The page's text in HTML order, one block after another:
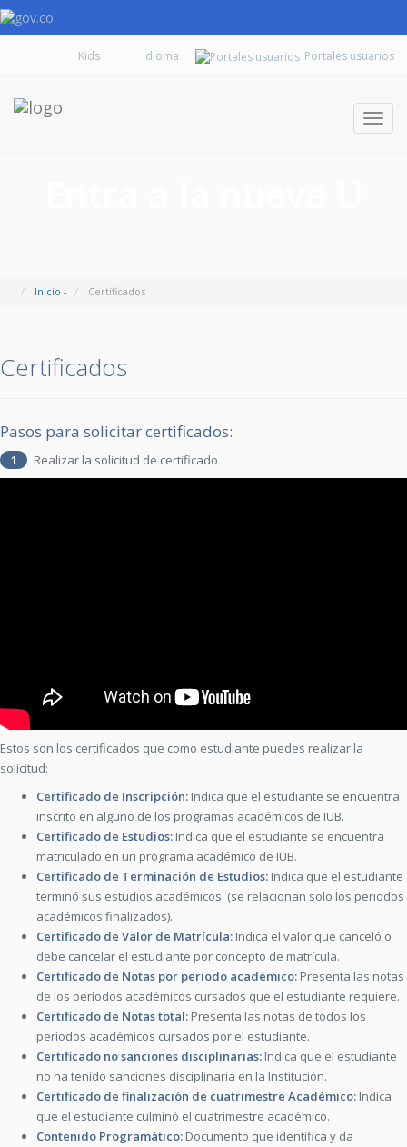
Kids Portales usuarios
Inicio - Certificados
Certificados
Pasos para solicitar certificados:
1 Realizar la solicitud de certificado
Estos son los certificados que como estudiante puedes realizar la
solicitud:
Certificado de Inscripción: Indica que el estudiante se encuentra
inscrito en alguno de los programas académicos de IUB.
Certificado de Estudios: Indica que el estudiante se encuentra
matriculado en un programa académico de IUB.
Certificado de Terminación de Estudios: Indica que el estudiante
terminó sus estudios académicos. (se relacionan solo los periodos
académicos finalizados).
Certificado de Valor de Matrícula: Indica el valor que canceló o
debe cancelar el estudiante por concepto de matrícula.
Certificado de Notas por periodo académico: Presenta las notas
de los períodos académicos cursados que el estudiante requiere.
Certificado de Notas total: Presenta las notas de todos los
períodos académicos cursados por el estudiante.
Certificado no sanciones disciplinarias: Indica que el estudiante
no ha tenido sanciones disciplinaria en la Institución.
Certificado de finalización de cuatrimestre Académico: Indica
que el estudiante culminó el cuatrimestre académico.
Contenido Programático: Documento que identifica y da